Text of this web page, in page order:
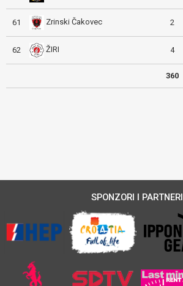
61 Zrinski Čakovec 2
62 ŽIRI 4
360
SPONZORI I PARTNERI